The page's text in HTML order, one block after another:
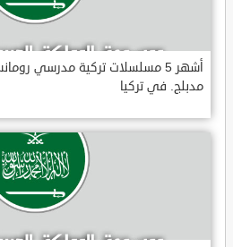
أشهر 5 مسلسلات تركية مدرسي
مدبلج. في تركيا